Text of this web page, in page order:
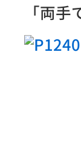
「両